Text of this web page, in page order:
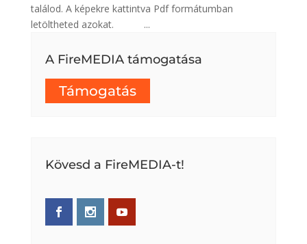
találod. A képekre kattintva Pdf formátumban
letöltheted azokat. ...
A FireMEDIA támogatása
Támogatás
Kövesd a FireMEDIA-t!